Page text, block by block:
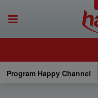
Program Happy Channel